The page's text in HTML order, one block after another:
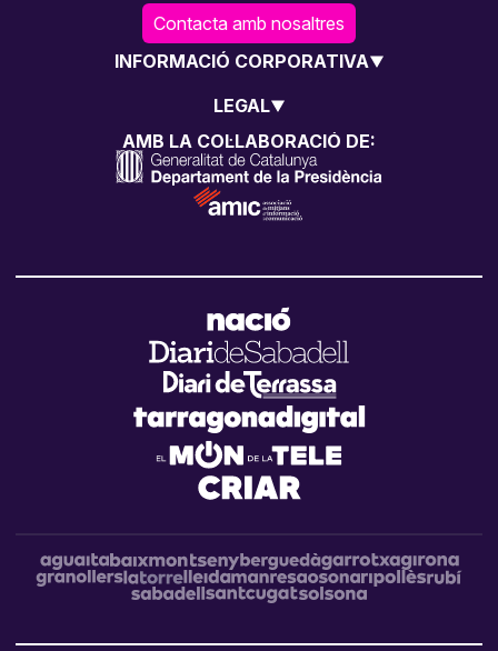
Contacta amb nosaltres
INFORMACIÓ CORPORATIVA
LEGAL
AMB LA COL·LABORACIÓ DE: